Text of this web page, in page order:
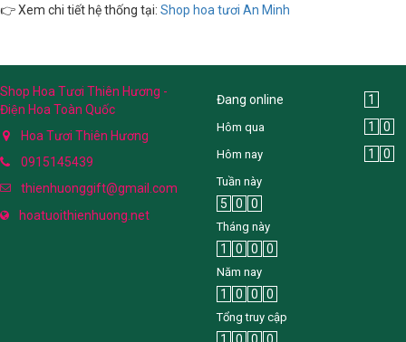
👉 Xem chi tiết hệ thống tại: Shop hoa tươi An Minh
Shop Hoa Tươi Thiên Hương -
Điện Hoa Toàn Quốc
Hoa Tươi Thiên Hương
0915145439
thienhuonggift@gmail.com
hoatuoithienhuong.net
Đang online 1
Hôm qua 1 0
Hôm nay 1 0
Tuần này
5 0 0
Tháng này
1 0 0 0
Năm nay
1 0 0 0
Tổng truy cập
1 0 0
0